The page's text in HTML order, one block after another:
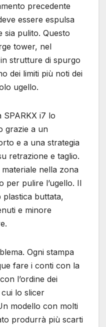
precedente
essere espulsa
pulito. Questo
tower, nel
strutture di spurgo
dei limiti più noti dei
ugello.
SPARKX i7 lo
grazie a un
e a una strategia
retrazione e taglio.
nella zona
per pulire l’ugello. Il
plastica buttata,
e minore
Ogni stampa
fare i conti con la
l’ordine dei
lo slicer
modello con molti
produrrà più scarti